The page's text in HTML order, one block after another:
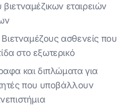
εταιρειών
Βιετναμέζους ασθενείς που
στο εξωτερικό
και διπλώματα για
που υποβάλλουν